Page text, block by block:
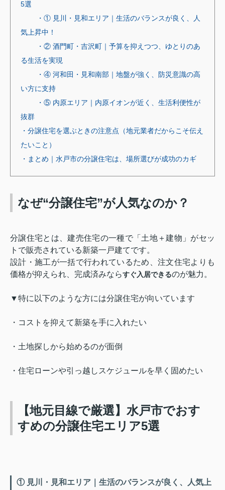
5選
・① 見川・見和エリア｜生活のバランスが良く、人
気上昇中！
・② 酒門町・吉沢町｜予算を抑えつつ、ゆとりのあ
る生活を実現
・④ 河和田・見和南部｜地盤が強く、防災意識の高
い方に支持
・⑤ 内原エリア｜内原イオンが近く、生活利便性が
抜群
・分譲住宅を選ぶときの注意点（地元業者だからこそ伝え
たいこと）
・まとめ｜水戸市の分譲住宅は、場所選びが成功のカギ
なぜ“分譲住宅”が人気なのか？
分譲住宅とは、建売住宅の一種で「土地＋建物」がセッ
トで販売されている新築一戸建てです。
設計・施工が一括で行われているため、注文住宅よりも
価格が抑えられ、完成済みならすぐ入居できるのが魅力。
▼特に以下のような方には分譲住宅が向いています
・コストを抑えて新築を手に入れたい
・土地探しから始めるのが面倒
・住宅ローンや引っ越しスケジュールを早く固めたい
【地元目線で厳選】水戸市でおす
すめの分譲住宅エリア5選
① 見川・見和エリア｜生活のバランスが良く、人気上